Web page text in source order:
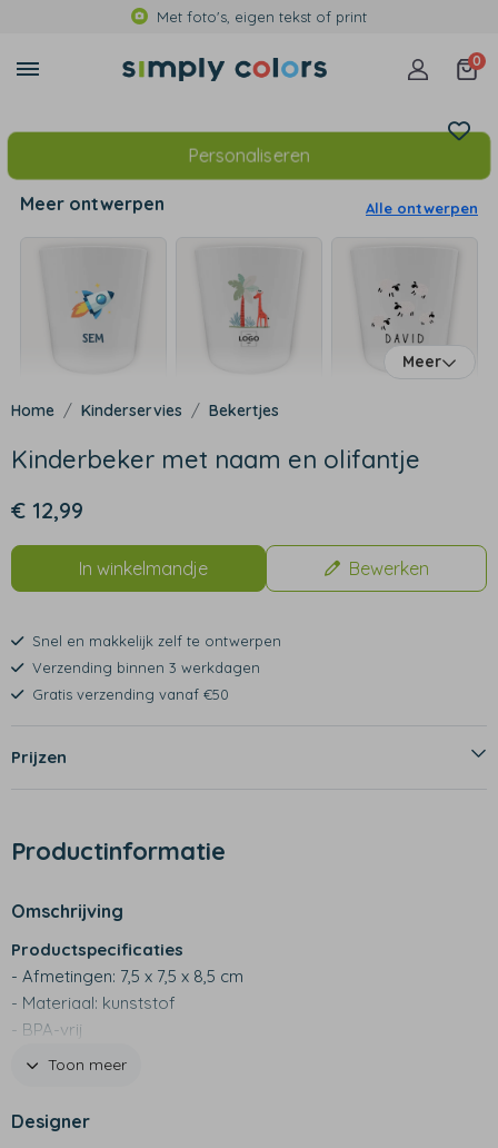
Met foto's, eigen tekst of print
0
Personaliseren
Meer ontwerpen Alle ontwerpen
Meer
Kinderservies Bekertjes
Kinderbeker met naam en olifantje
€ 12,99
In winkelmandje Bewerken
Snel en makkelijk zelf te ontwerpen
Verzending binnen 3 werkdagen
Gratis verzending vanaf €50
Prijzen
Productinformatie
Omschrijving
Productspecificaties
- Afmetingen: 7,5 x 7,5 x 8,5 cm
- Materiaal: kunststof
- BPA-vrij
- Niet geschikt voor de vaatwasser, met de hand
- Ontdek ook de andere producten van het kinderservies!
Toon meer
Designer